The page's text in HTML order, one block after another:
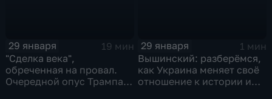
29 января
19 мин
"Сделка века",
обреченная на провал.
Очередной опус Трампа.
29 января
1 мин
Вышинский: разберёмся,
как Украина меняет своё
отношение к истории и